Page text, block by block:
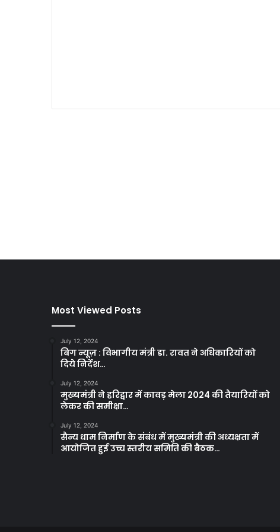
Most Viewed Posts
July 12, 2024
बिग न्यूज़ : विभागीय मंत्री डा. रावत ने अधिकारियों को
दिये निर्देश…
July 12, 2024
मुख्यमंत्री ने हरिद्वार में कावड़ मेला 2024 की तैयारियों को
लेकर की समीक्षा…
July 12, 2024
सैन्य धाम निर्माण के संबंध में मुख्यमंत्री की अध्यक्षता में
आयोजित हुई उच्च स्तरीय समिति की बैठक…